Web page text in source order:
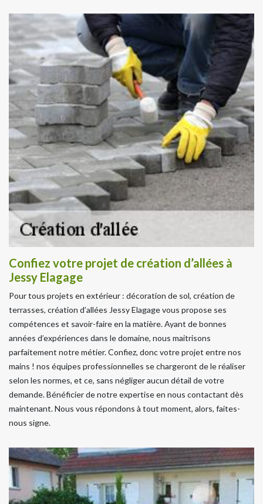
Confiez votre projet de création d’allées à
Jessy Elagage
Pour tous projets en extérieur : décoration de sol, création de
terrasses, création d’allées Jessy Elagage vous propose ses
compétences et savoir-faire en la matière. Ayant de bonnes
années d’expériences dans le domaine, nous maitrisons
parfaitement notre métier. Confiez, donc votre projet entre nos
mains ! nos équipes professionnelles se chargeront de le réaliser
selon les normes, et ce, sans négliger aucun détail de votre
demande. Bénéficier de notre expertise en nous contactant dès
maintenant. Nous vous répondons à tout moment, alors, faites-
nous signe.